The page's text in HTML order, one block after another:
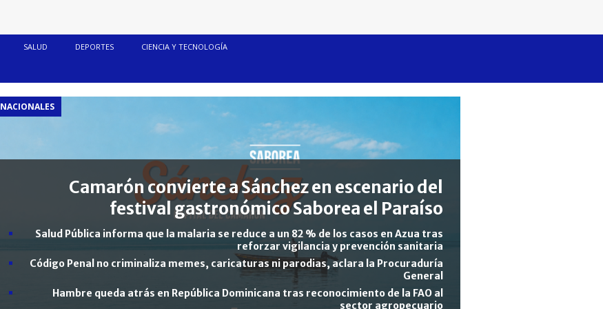
SALUD DEPORTES CIENCIA Y TECNOLOGÍA
NACIONALES
Camarón convierte a Sánchez en escenario del
festival gastronómico Saborea el Paraíso
Salud Pública informa que la malaria se reduce a un 82 % de los casos en Azua tras
reforzar vigilancia y prevención sanitaria
Código Penal no criminaliza memes, caricaturas ni parodias, aclara la Procuraduría
General
Hambre queda atrás en República Dominicana tras reconocimiento de la FAO al
sector agropecuario